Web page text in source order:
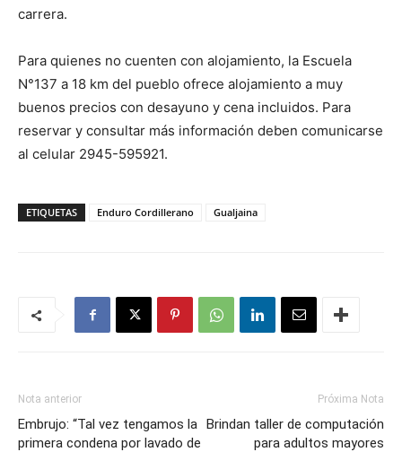
carrera.
Para quienes no cuenten con alojamiento, la Escuela
N°137 a 18 km del pueblo ofrece alojamiento a muy
buenos precios con desayuno y cena incluidos. Para
reservar y consultar más información deben comunicarse
al celular 2945-595921.
ETIQUETAS Enduro Cordillerano Gualjaina
Nota anterior
Embrujo: “Tal vez tengamos la
primera condena por lavado de
Próxima Nota
Brindan taller de computación
para adultos mayores